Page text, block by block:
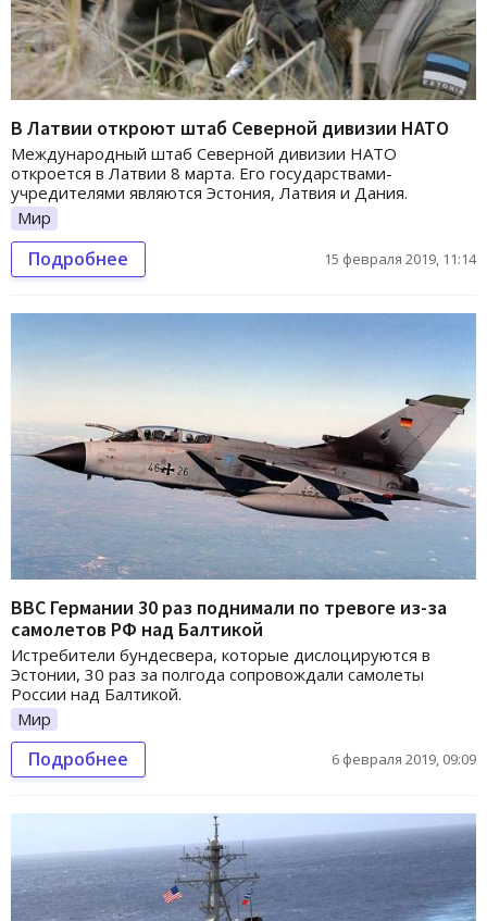
В Латвии откроют штаб Северной дивизии НАТО
Международный штаб Северной дивизии НАТО
откроется в Латвии 8 марта. Его государствами-
учредителями являются Эстония, Латвия и Дания.
Мир
Подробнее 15 февраля 2019, 11:14
ВВС Германии 30 раз поднимали по тревоге из-за
самолетов РФ над Балтикой
Истребители бундесвера, которые дислоцируются в
Эстонии, 30 раз за полгода сопровождали самолеты
России над Балтикой.
Мир
Подробнее 6 февраля 2019, 09:09